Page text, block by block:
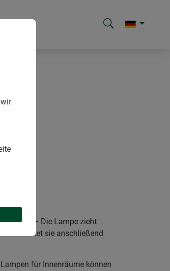
FANGEN – Die Lampe zieht
und tötet sie anschließend
Lampen für Innenräume können